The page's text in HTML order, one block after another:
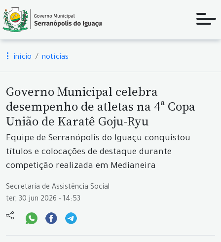
início notícias
Governo Municipal celebra
desempenho de atletas na 4ª Copa
União de Karatê Goju-Ryu
Equipe de Serranópolis do Iguaçu conquistou
títulos e colocações de destaque durante
competição realizada em Medianeira
Secretaria de Assistência Social
ter, 30 jun 2026 - 14:53